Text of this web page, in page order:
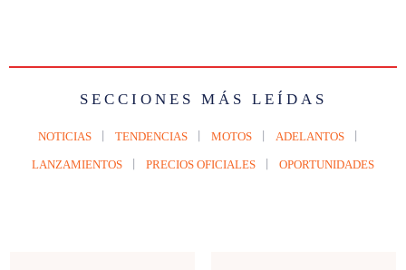
SECCIONES MÁS LEÍDAS
NOTICIAS TENDENCIAS MOTOS ADELANTOS
LANZAMIENTOS PRECIOS OFICIALES OPORTUNIDADES